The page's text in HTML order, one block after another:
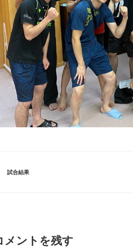
カ
試合結果
メントを残す